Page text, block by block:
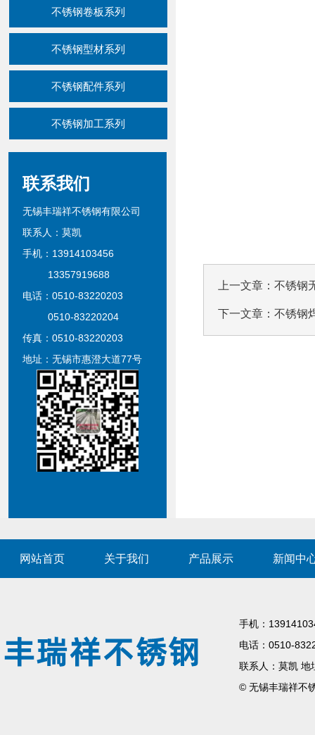
不锈钢卷板系列
不锈钢型材系列
不锈钢配件系列
不锈钢加工系列
联系我们
无锡丰瑞祥不锈钢有限公司
联系人：莫凯
手机：13914103456
13357919688
电话：0510-83220203
0510-83220204
传真：0510-83220203
地址：无锡市惠澄大道77号
上一文章： 不锈钢
下一文章： 不锈钢
网站首页 关于我们 产品展示 新闻中
手机：
电话：0510-
联系人：莫凯 地
© 无锡丰瑞祥不